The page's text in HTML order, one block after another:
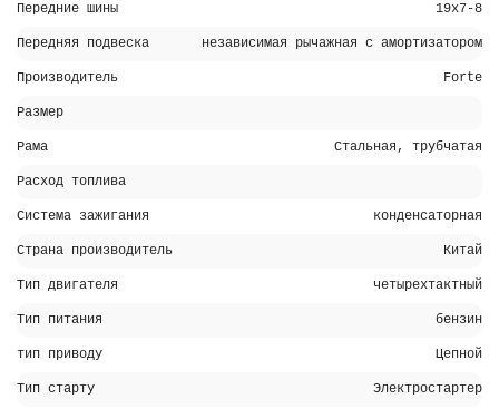
Передние шины 19х7-8
Передняя подвеска независимая рычажная с амортизатором
Производитель Forte
Размер
Рама Стальная, трубчатая
Расход топлива
Система зажигания конденсаторная
Страна производитель Китай
Тип двигателя четырехтактный
Тип питания бензин
тип приводу Цепной
Тип старту Электростартер